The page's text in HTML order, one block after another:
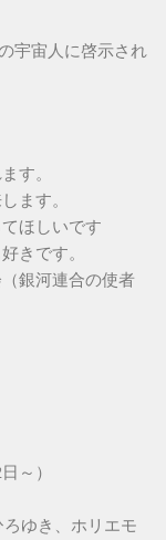
宇宙人に啓示され
す。
ます。
ほしいです
きです。
銀河連合の使者
～）
ゆき、ホリエモ